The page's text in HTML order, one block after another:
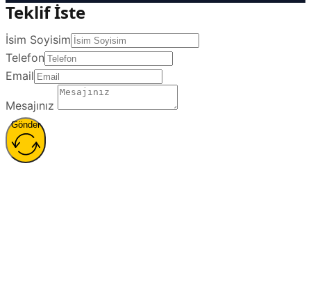
Teklif İste
İsim Soyisim
Telefon
Email
Mesajınız
Gönder